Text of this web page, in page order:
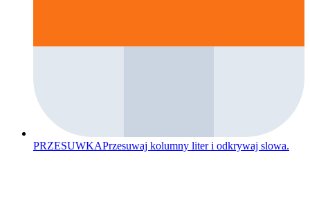
PRZESUWKAPrzesuwaj kolumny liter i odkrywaj slowa.